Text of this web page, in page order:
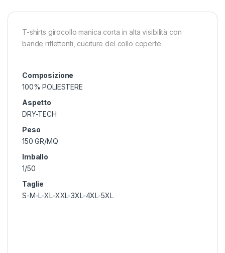
T-shirts girocollo manica corta in alta visibilità con
bande riflettenti, cuciture del collo coperte.
Composizione
100% POLIESTERE
Aspetto
DRY-TECH
Peso
150 GR/MQ
Imballo
1/50
Taglie
S-M-L-XL-XXL-3XL-4XL-5XL